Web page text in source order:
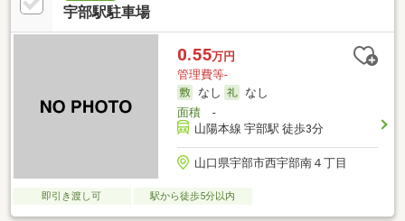
宇部駅駐車場
0.55万円
管理費等-
なし
なし
面積-
山陽本線 宇部駅 徒歩3分
山口県宇部市西宇部南４丁目
即引き渡し可 駅から徒歩5分以内